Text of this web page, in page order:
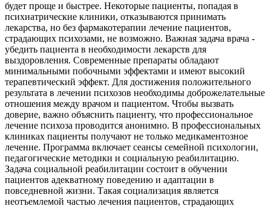
будет проще и быстрее. Некоторые пациенты, попадая в
психиатрические клиники, отказываются принимать
лекарства, но без фармакотерапии лечение пациентов,
страдающих психозами, не возможно. Важная задача врача -
убедить пациента в необходимости лекарств для
выздоровления. Современные препараты обладают
минимальными побочными эффектами и имеют высокий
терапевтический эффект. Для достижения положительного
результата в лечении психозов необходимы доброжелательные
отношения между врачом и пациентом. Чтобы вызвать
доверие, важно объяснить пациенту, что профессиональное
лечение психоза проводится анонимно. В профессиональных
клиниках пациенты получают не только медикаментозное
лечение. Программа включает сеансы семейной психологии,
педагогические методики и социальную реабилитацию.
Задача социальной реабилитации состоит в обучении
пациентов адекватному поведению и адаптации в
повседневной жизни. Такая социализация является
неотъемлемой частью лечения пациентов, страдающих